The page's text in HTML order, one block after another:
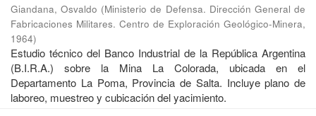
Giandana, Osvaldo (Ministerio de Defensa. Dirección General de
Fabricaciones Militares. Centro de Exploración Geológico-Minera,
1964)
Estudio técnico del Banco Industrial de la República Argentina
(B.I.R.A.) sobre la Mina La Colorada, ubicada en el
Departamento La Poma, Provincia de Salta. Incluye plano de
laboreo, muestreo y cubicación del yacimiento.